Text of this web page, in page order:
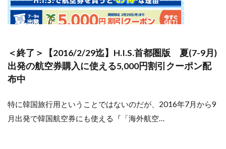
＜終了＞【2016/2/29迄】H.I.S.首都圏版 夏(7-9月)
出発の航空券購入に使える5,000円割引クーポン配
布中
特に韓国旅行用ということではないのだが、2016年7月から9
月出発で韓国航空券にも使える『「海外航空…